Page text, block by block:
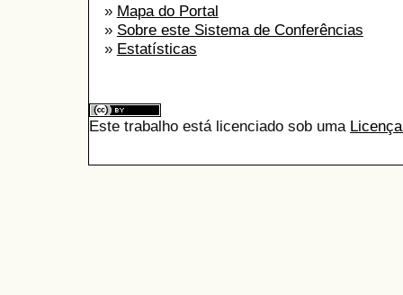
» Mapa do Portal
» Sobre este Sistema de Conferências
» Estatísticas
Este trabalho está licenciado sob uma